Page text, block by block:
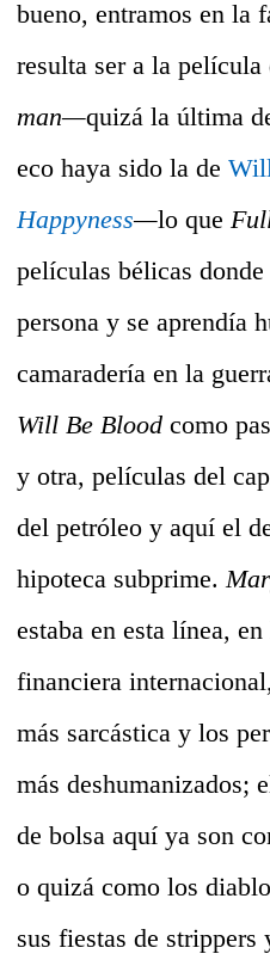
bueno, entramos en la
resulta ser a la película
man—quizá la última
eco haya sido la de
Happyness—lo que
películas bélicas
persona y se aprendía
camaradería en la
Will Be Blood como
y otra, películas del
del petróleo y aquí el
hipoteca subprime.
estaba en esta línea,
financiera
más sarcástica y los
más deshumanizados;
de bolsa aquí ya son
o quizá como los
sus fiestas de